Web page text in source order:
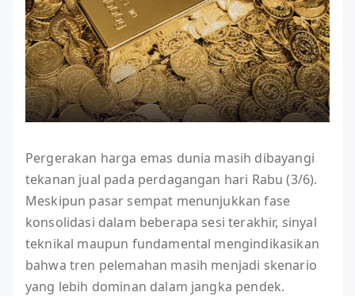
Pergerakan harga emas dunia masih dibayangi
tekanan jual pada perdagangan hari Rabu (3/6).
Meskipun pasar sempat menunjukkan fase
konsolidasi dalam beberapa sesi terakhir, sinyal
teknikal maupun fundamental mengindikasikan
bahwa tren pelemahan masih menjadi skenario
yang lebih dominan dalam jangka pendek.